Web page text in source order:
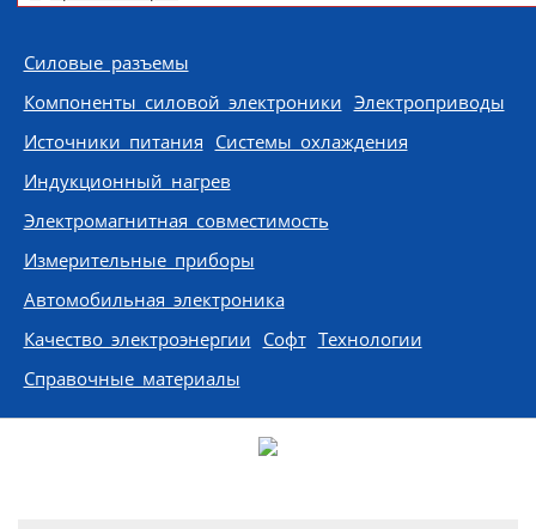
Skip to content
Силовые разъемы
Компоненты силовой электроники Электроприводы
Источники питания Системы охлаждения
Индукционный нагрев
Электромагнитная совместимость
Измерительные приборы
Автомобильная электроника
Качество электроэнергии Софт Технологии
Справочные материалы